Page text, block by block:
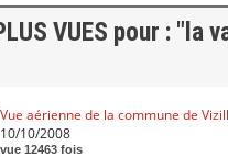
VUES pour : "la
Vue aérienne de la commune de
10/10/2008
vue 12463 fois